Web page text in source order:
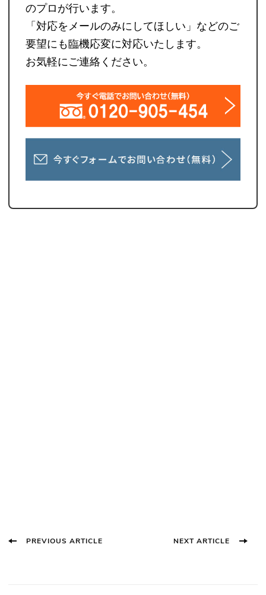
のプロが行います。
「対応をメールのみにしてほしい」などのご
要望にも臨機応変に対応いたします。
お気軽にご連絡ください。
PostPREVIOUS ARTICLE NEXT ARTICLE